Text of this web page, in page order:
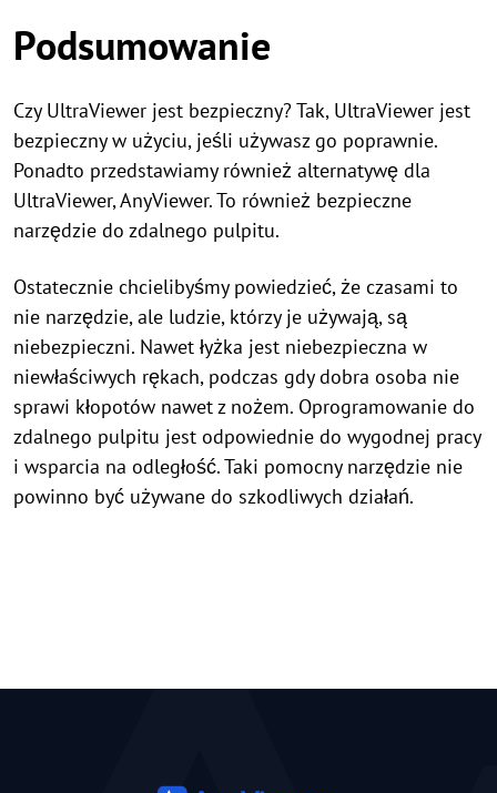
Podsumowanie
Czy UltraViewer jest bezpieczny? Tak, UltraViewer jest
bezpieczny w użyciu, jeśli używasz go poprawnie.
Ponadto przedstawiamy również alternatywę dla
UltraViewer, AnyViewer. To również bezpieczne
narzędzie do zdalnego pulpitu.
Ostatecznie chcielibyśmy powiedzieć, że czasami to
nie narzędzie, ale ludzie, którzy je używają, są
niebezpieczni. Nawet łyżka jest niebezpieczna w
niewłaściwych rękach, podczas gdy dobra osoba nie
sprawi kłopotów nawet z nożem. Oprogramowanie do
zdalnego pulpitu jest odpowiednie do wygodnej pracy
i wsparcia na odległość. Taki pomocny narzędzie nie
powinno być używane do szkodliwych działań.